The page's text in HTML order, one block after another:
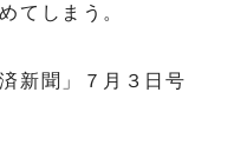
てしまう。
新聞」７月３日号